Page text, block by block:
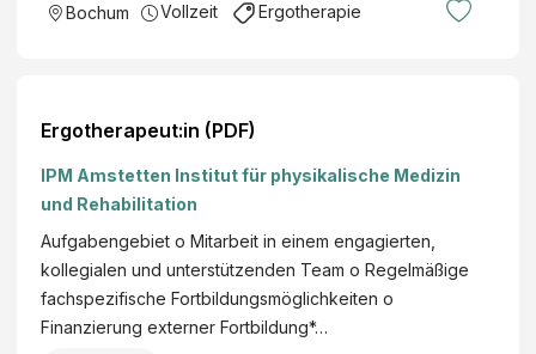
Bochum Vollzeit Ergotherapie
Ergotherapeut:in (PDF)
IPM Amstetten Institut für physikalische Medizin
und Rehabilitation
Aufgabengebiet o Mitarbeit in einem engagierten,
kollegialen und unterstützenden Team o Regelmäßige
fachspezifische Fortbildungsmöglichkeiten o
Finanzierung externer Fortbildung*…